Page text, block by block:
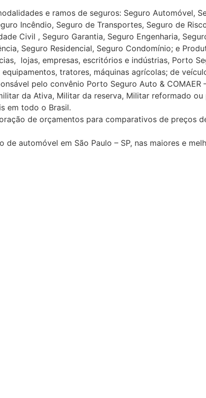
e ramos de seguros: Seguro Automóvel,
Incêndio, Seguro de Transportes, Seguro de
Civil , Seguro Garantia, Seguro Engenharia,
Seguro Residencial, Seguro Condomínio; e
lojas, empresas, escritórios e indústrias, Porto
tratores, máquinas agrícolas; de
pelo convênio Porto Seguro Auto &
da Ativa, Militar da reserva, Militar reformado ou
em todo o Brasil.
de orçamentos para comparativos de preços
de automóvel em São Paulo – SP, nas maiores e